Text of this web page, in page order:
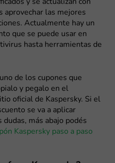
y se actualizan con
aprovechar las mejores
Actualmente hay un
que se puede usar en
hasta herramientas de
de los cupones que
y pegalo en el
oficial de Kaspersky. Si el
se va a aplicar
más abajo podés
Kaspersky paso a paso